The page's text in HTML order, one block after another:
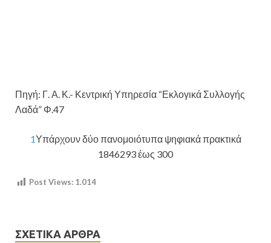
Πηγή: Γ. Α. Κ.- Κεντρική Υπηρεσία “Εκλογικά Συλλογής
Λαδά” Φ.47
1Υπάρχουν δύο πανομοιότυπα ψηφιακά πρακτικά
1846293 έως 300
Post Views: 1.014
ΣΧΕΤΙΚΆ ΆΡΘΡΑ